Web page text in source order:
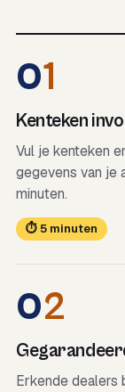
01
Kenteken
Vul je kenteken
gegevens van je
minuten.
⏱ 5 minuten
02
Erkende dealers